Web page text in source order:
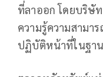
ที่ลาออก โดยบริษั
ความรู้ความสามา
ปฏิบัติหน้าที่ในฐา